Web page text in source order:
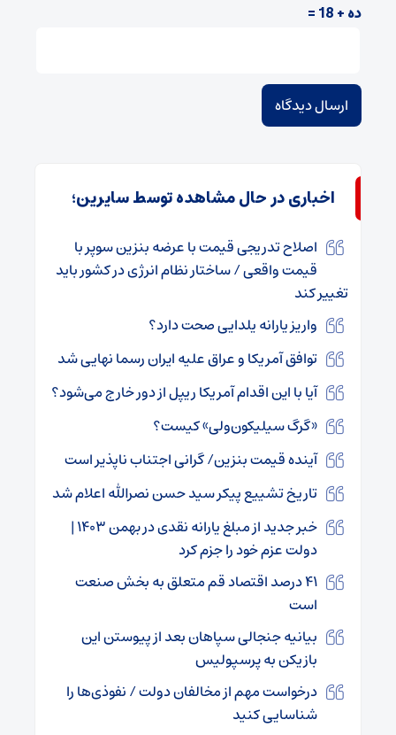
ده + 18 =
اخباری در حال مشاهده توسط سایرین؛
اصلاح تدریجی قیمت با عرضه بنزین سوپر با
قیمت واقعی / ساختار نظام انرژی در کشور باید
تغییر کند
واریز یارانه یلدایی صحت دارد؟
توافق آمریکا و عراق علیه ایران رسما نهایی شد
آیا با این اقدام آمریکا ریپل از دور خارج می‌شود؟
«گرگ سیلیکون‌ولی» کیست؟
آینده قیمت بنزین/ گرانی اجتناب ناپذیر است
تاریخ تشییع پیکر سید حسن نصرالله اعلام شد
خبر جدید از مبلغ یارانه نقدی در بهمن ۱۴۰۳ |
دولت عزم خود را جزم کرد
۴۱ درصد اقتصاد قم متعلق به بخش صنعت
است
بیانیه جنجالی سپاهان بعد از پیوستن این
بازیکن به پرسپولیس
درخواست مهم از مخالفان دولت / نفوذی‌ها را
شناسایی کنید